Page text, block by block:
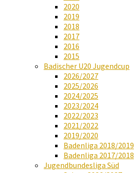
2020
2019
2018
2017
2016
2015
Badischer U20 Jugendcup
2026/2027
2025/2026
2024/2025
2023/2024
2022/2023
2021/2022
2019/2020
Badenliga 2018/2019
Badenliga 2017/2018
Jugendbundesliga Süd